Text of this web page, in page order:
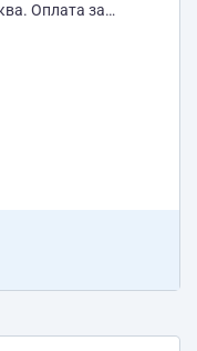
Оплата за